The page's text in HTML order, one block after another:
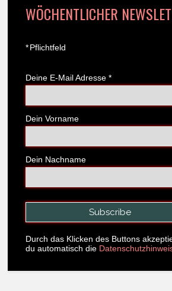
WÖCHENTLICHER
*Pflichtfeld
Deine E-Mail Adresse *
Dein Vorname
Dein Nachname
Durch das Klicken des Buttons
du automatisch die